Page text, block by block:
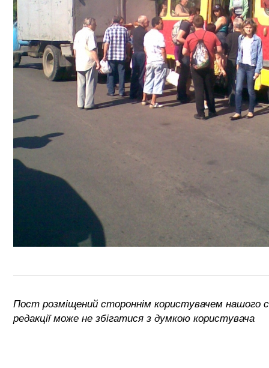
Пост розміщений стороннім користувачем нашого
редакції може не збігатися з думкою користувача